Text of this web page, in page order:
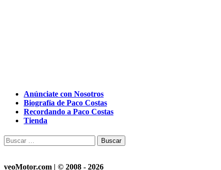
Anúnciate con Nosotros
Biografía de Paco Costas
Recordando a Paco Costas
Tienda
Buscar:
veoMotor.com | © 2008 - 2026